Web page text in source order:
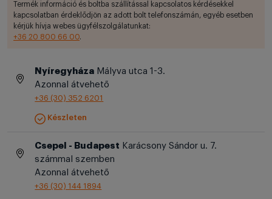
Termék információ és boltba szállítással kapcsolatos kérdésekkel
kapcsolatban érdeklődjön az adott bolt telefonszámán, egyéb esetben
kérjük hívja webes ügyfélszolgálatunkat:
+36 20 800 66 00.
Nyíregyháza Mályva utca 1-3.
Azonnal átvehető
+36 (30) 352 6201
Készleten
Csepel - Budapest Karácsony Sándor u. 7.
számmal szemben
Azonnal átvehető
+36 (30) 144 1894